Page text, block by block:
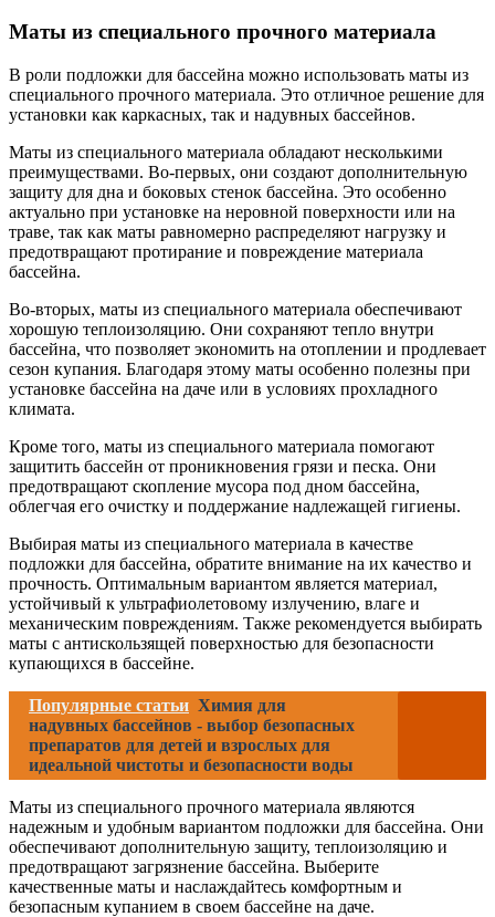
Маты из специального прочного материала
В роли подложки для бассейна можно использовать маты из
специального прочного материала. Это отличное решение для
установки как каркасных, так и надувных бассейнов.
Маты из специального материала обладают несколькими
преимуществами. Во-первых, они создают дополнительную
защиту для дна и боковых стенок бассейна. Это особенно
актуально при установке на неровной поверхности или на
траве, так как маты равномерно распределяют нагрузку и
предотвращают протирание и повреждение материала
бассейна.
Во-вторых, маты из специального материала обеспечивают
хорошую теплоизоляцию. Они сохраняют тепло внутри
бассейна, что позволяет экономить на отоплении и продлевает
сезон купания. Благодаря этому маты особенно полезны при
установке бассейна на даче или в условиях прохладного
климата.
Кроме того, маты из специального материала помогают
защитить бассейн от проникновения грязи и песка. Они
предотвращают скопление мусора под дном бассейна,
облегчая его очистку и поддержание надлежащей гигиены.
Выбирая маты из специального материала в качестве
подложки для бассейна, обратите внимание на их качество и
прочность. Оптимальным вариантом является материал,
устойчивый к ультрафиолетовому излучению, влаге и
механическим повреждениям. Также рекомендуется выбирать
маты с антискользящей поверхностью для безопасности
купающихся в бассейне.
Популярные статьи Химия для
надувных бассейнов - выбор безопасных
препаратов для детей и взрослых для
идеальной чистоты и безопасности воды
Маты из специального прочного материала являются
надежным и удобным вариантом подложки для бассейна. Они
обеспечивают дополнительную защиту, теплоизоляцию и
предотвращают загрязнение бассейна. Выберите
качественные маты и наслаждайтесь комфортным и
безопасным купанием в своем бассейне на даче.